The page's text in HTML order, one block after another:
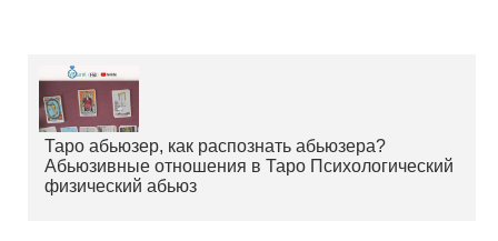
Таро абьюзер, как распознать абьюзера?
Абьюзивные отношения в Таро Психологический
физический абьюз